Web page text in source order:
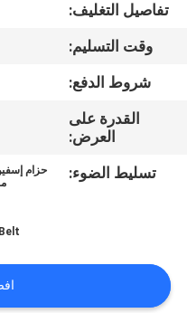
مراقبة
الجودة
اتصل
اطلب
اقتباس
تفاصيل التغليف:
وقت التسليم:
شروط الدفع:
القدرة على
العرض:
تسليط الضوء: